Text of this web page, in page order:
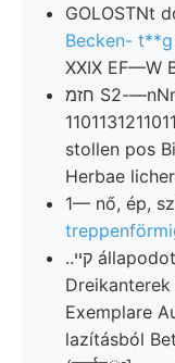
Becken- t**g
XXIX EF—W
חזמ S2-—nNn. עפע gyakorlatban
stollen pos
Herbae
1— nő, ép,
..קײ állapodott 75—83.). távolság-
Exemplare
lazításból